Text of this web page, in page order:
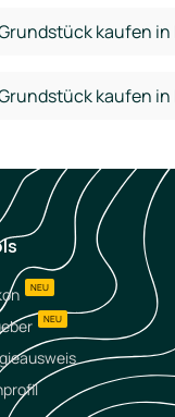
kaufen in
kaufen in
NEU
NEU